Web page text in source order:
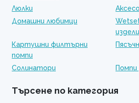
Люлки
Домашни любимци
Картушни филтърни
помпи
Солинатори Помпи
Търсене по категория